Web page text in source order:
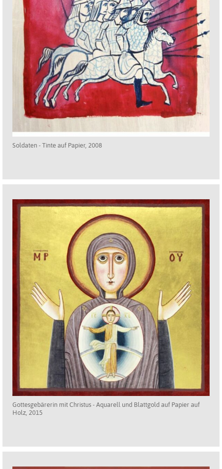
Soldaten - Tinte auf Papier, 2008
Gottesgebärerin mit Christus - Aquarell und Blattgold auf Papier auf
Holz, 2015